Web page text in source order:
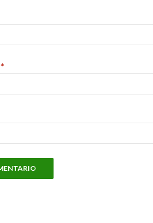
*